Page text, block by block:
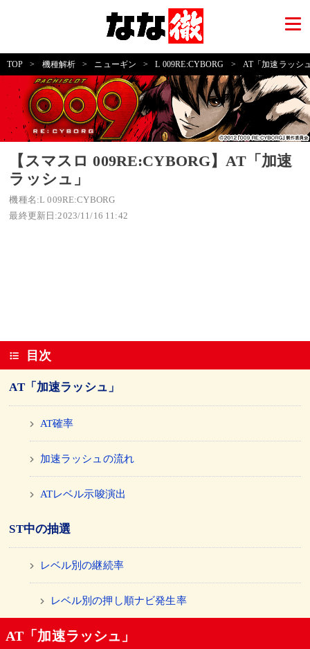
TOP > 機種解析 > ニューギン > L 009RE:CYBORG > AT「加速ラッシ
【スマスロ 009RE:CYBORG】AT「加速
ラッシュ」
機種名:L 009RE:CYBORG
最終更新日:2023/11/16 11:42
目次
AT「加速ラッシュ」
AT確率
加速ラッシュの流れ
ATレベル示唆演出
ST中の抽選
レベル別の継続率
レベル別の押し順ナビ発生率
レベルの移行イメージ
AT「加速ラッシュ」